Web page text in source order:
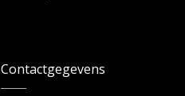
Contactgegevens